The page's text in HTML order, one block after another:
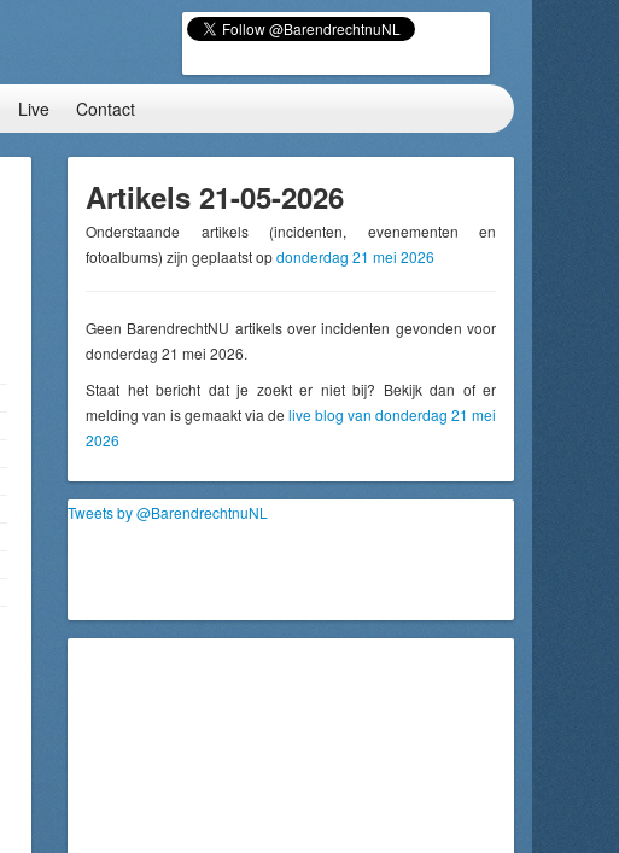
Live Contact
Artikels 21-05-2026
Onderstaande artikels (incidenten, evenementen en
fotoalbums) zijn geplaatst opdonderdag 21 mei 2026
Geen BarendrechtNU artikels over incidenten gevonden voor
donderdag 21 mei 2026.
Staat het bericht dat je zoekt er niet bij? Bekijk dan of er
melding van is gemaakt via de live blog van donderdag 21 mei
2026
Tweets by @BarendrechtnuNL